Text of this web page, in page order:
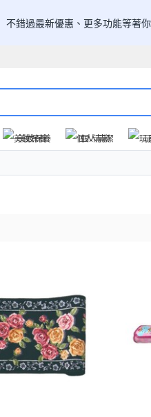
不錯過最新優惠、更多功能等著你
美妝保養 個人清潔